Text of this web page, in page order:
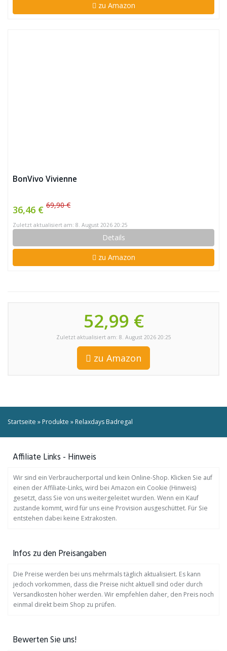
zu Amazon
BonVivo Vivienne
36,46 € 69,90 €
Zuletzt aktualisiert am: 8. August 2026 20:25
Details
zu Amazon
52,99 €
Zuletzt aktualisiert am: 8. August 2026 20:25
zu Amazon
Startseite »Produkte »Relaxdays Badregal
Affiliate Links - Hinweis
Wir sind ein Verbraucherportal und kein Online-Shop. Klicken Sie auf
einen der Affiliate-Links, wird bei Amazon ein Cookie (Hinweis)
gesetzt, dass Sie von uns weitergeleitet wurden. Wenn ein Kauf
zustande kommt, wird für uns eine Provision ausgeschüttet. Für Sie
entstehen dabei keine Extrakosten.
Infos zu den Preisangaben
Die Preise werden bei uns mehrmals täglich aktualisiert. Es kann
jedoch vorkommen, dass die Preise nicht aktuell sind oder durch
Versandkosten höher werden. Wir empfehlen daher, den Preis noch
einmal direkt beim Shop zu prüfen.
Bewerten Sie uns!